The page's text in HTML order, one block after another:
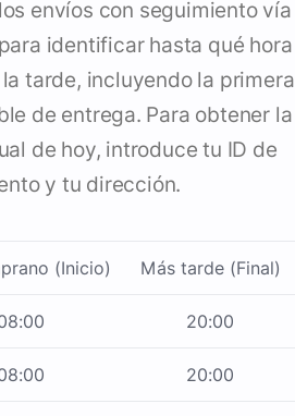
envíos con seguimiento vía
identificar hasta qué hora
tarde, incluyendo la primera
de entrega. Para obtener la
de hoy, introduce tu ID de
y tu dirección.
(Inicio) Más tarde (Final)
20:00
20:00